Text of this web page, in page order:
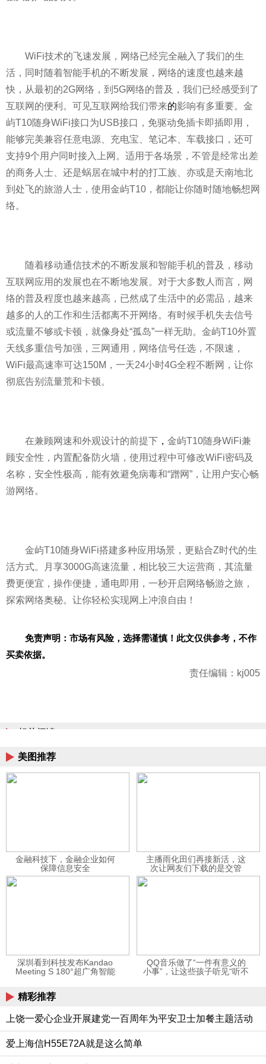
WiFi技术的飞速发展，网络已经完全融入了我们的生
活，同时随着智能手机的不断发展，网络的速度也越来越
快，从最初的2G网络，到5G网络的普及，我们已经感受到了
互联网的便利。可见互联网给我们带来的影响有多重要。金
屿T10随身WiFi接口为USB接口，免驱动免插卡即插即用，
能够完美兼容任意电源、充电宝、笔记本、车载接口，还可
支持9个用户同时接入上网。适用于各场景，不管是经常出差
的商务人士、还是蜗居在城中村的打工族、亦或是天南地北
到处飞的旅游人士，使用金屿T10，都能让你随时随地畅想网
络。
随着移动通信技术的不断发展和智能手机的普及，移动
互联网应用的发展也在不断地发展。对于大多数人而言，网
络的普及程度也越来越高，已然成了生活中的必需品，越来
越多的人的工作和生活都离不开网络。有时候手机失去信号
或流量不够或卡顿，就像身处“孤岛”一样无助。金屿T10外置
天线多重信号加强，三网通用，网络信号任选，不限速，
WiFi最高速率可达150M，一天24小时4G全程不断网，让你
彻底告别流量荒和卡顿。
在兼顾网速和外观设计的前提下 ， 金屿T10随身WiFi兼
顾安全性 ，内置配备防火墙，使用过程中可修改WiFi密码及
名称，安全性极高，能有效避免病毒和“蹭网”，让用户安心畅
游网络。
金屿T10随身WiFi搭建多种应用场景，更贴合Z时代的生
活方式。月享3000G高速流量，相比较三大运营商，其流量
费更便宜，操作便捷，通电即用，一秒开启网络畅游之旅，
探索网络奥秘。让你轻松实现网上冲浪自由！
免责声明：市场有风险，选择需谨慎！此文仅供参考，不作
买卖依据。
责任编辑：kj005
相关阅读
美图推荐
金融科技下，金融企业如何
保障信息安全
主播雨化田们再接新活，这
次让网友们下载的是交管
12123APP
深圳看到科技发布Kandao
Meeting S 180°超广角智能
QQ音乐做了“一件有意义的
小事”，让这些孩子听见“听不
精彩推荐
上饶一爱心企业开展建党一百周年为平安卫士加餐主题活动
爱上海信H55E72A就是这么简单